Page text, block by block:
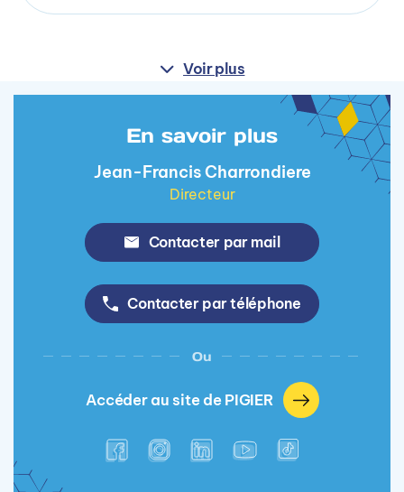
Voir plus
En savoir plus
Jean-Francis Charrondiere
Directeur
Contacter par mail
Contacter par téléphone
Ou
Accéder au site de PIGIER